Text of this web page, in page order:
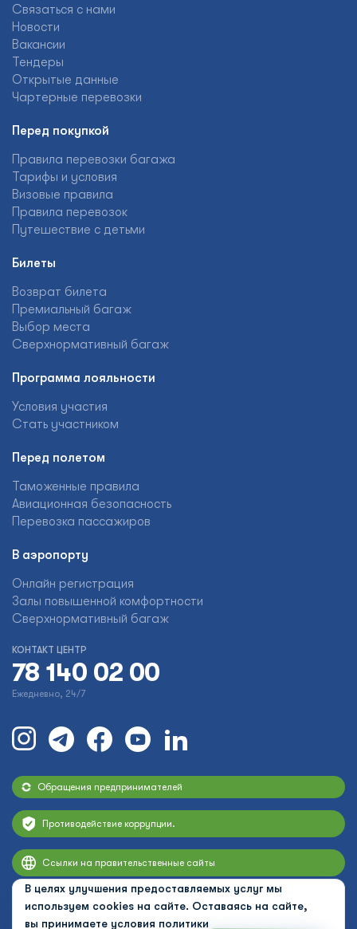
В целях улучшения предоставляемых услуг мы
используем cookies на сайте. Оставаясь на сайте,
вы принимаете условия политики
Связаться с нами
Новости
Вакансии
Тендеры
Открытые данные
Чартерные перевозки
Перед покупкой
Правила перевозки багажа
Тарифы и условия
Визовые правила
Правила перевозок
Путешествие с детьми
Билеты
Возврат билета
Премиальный багаж
Выбор места
Сверхнормативный багаж
Программа лояльности
Условия участия
Стать участником
Перед полетом
Таможенные правила
Авиационная безопасность
Перевозка пассажиров
В аэропорту
Онлайн регистрация
Залы повышенной комфортности
Сверхнормативный багаж
КОНТАКТ ЦЕНТР
78 140 02 00
Ежедневно, 24/7
Обращения предпринимателей
Противодействие коррупции.
Ссылки на правительственные сайты